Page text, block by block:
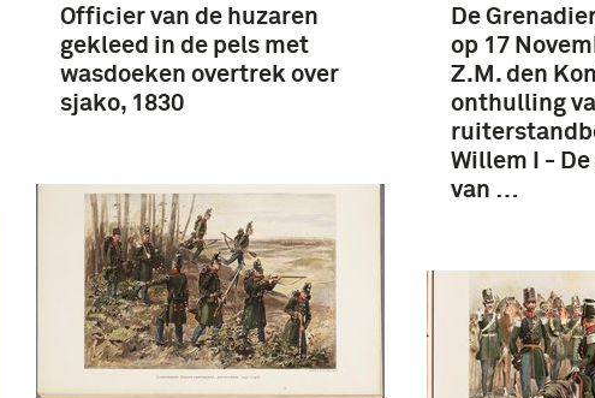
Officier van de huzaren
gekleed in de pels met
wasdoeken overtrek over
sjako, 1830
De
op 17
Z.M. den
onthulling
Willem I -
van …